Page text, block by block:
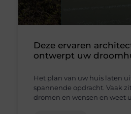
Deze ervaren
ontwerpt uw
Het plan van uw huis laten
spannende opdracht. Vaak
dromen en wensen en weet